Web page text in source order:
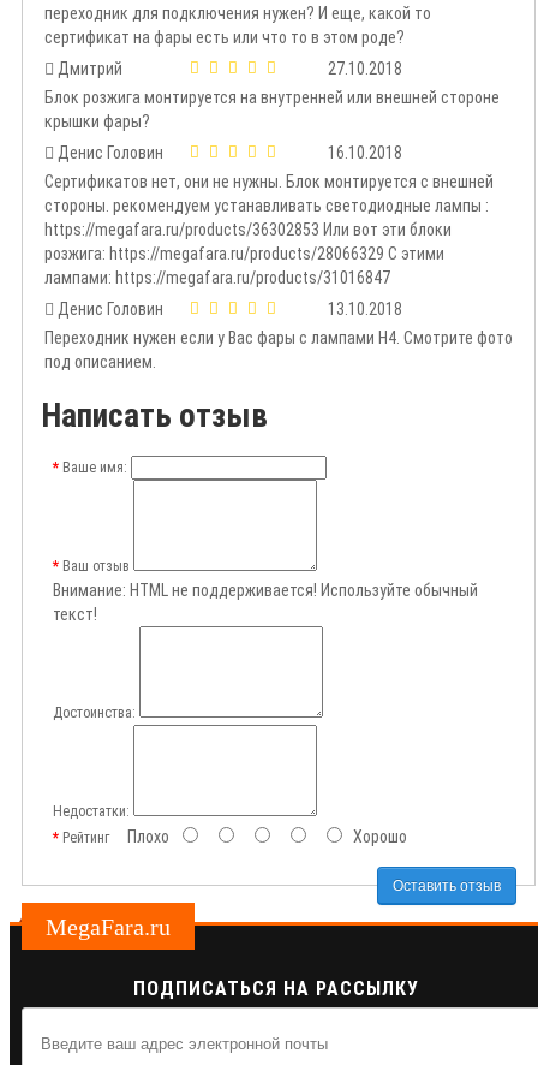
переходник для подключения нужен? И еще, какой то
сертификат на фары есть или что то в этом роде?
Дмитрий
27.10.2018
Блок розжига монтируется на внутренней или внешней стороне
крышки фары?
Денис Головин
16.10.2018
Сертификатов нет, они не нужны. Блок монтируется с внешней
стороны. рекомендуем устанавливать светодиодные лампы :
https://megafara.ru/products/36302853 Или вот эти блоки
розжига: https://megafara.ru/products/28066329 С этими
лампами: https://megafara.ru/products/31016847
Денис Головин
13.10.2018
Переходник нужен если у Вас фары с лампами Н4. Смотрите фото
под описанием.
Написать отзыв
Ваше имя:
Ваш отзыв
Внимание: HTML не поддерживается! Используйте обычный
текст!
Достоинства:
Недостатки:
РейтингПлохо Хорошо
Оставить отзыв
MegaFara.ru
ПОДПИСАТЬСЯ НА РАССЫЛКУ